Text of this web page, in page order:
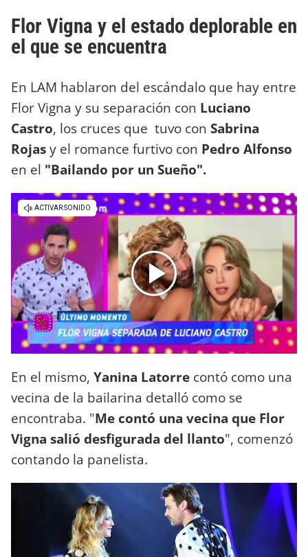
Flor Vigna y el estado deplorable en
el que se encuentra
En LAM hablaron del escándalo que hay entre
Flor Vigna y su separación con Luciano
Castro, los cruces que tuvo con Sabrina
Rojasy el romance furtivo con Pedro Alfonso
en el "Bailando por un Sueño".
En el mismo, Yanina Latorre contó como una
vecina de la bailarina detalló como se
encontraba. "Me contó una vecina que Flor
Vigna salió desfigurada del llanto", comenzó
contando la panelista.